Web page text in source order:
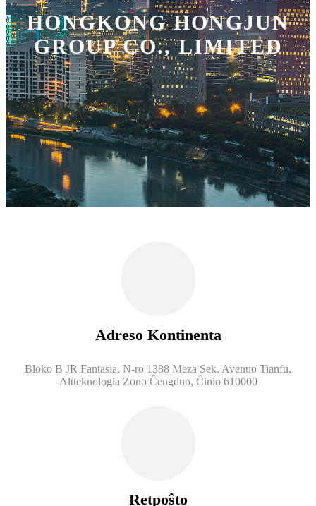
HONGKONG HONGJUN
GROUP CO., LIMITED
Adreso Kontinenta
Bloko B JR Fantasia, N-ro 1388 Meza Sek. Avenuo Tianfu,
Altteknologia Zono Ĉengduo, Ĉinio 610000
Retpoŝto